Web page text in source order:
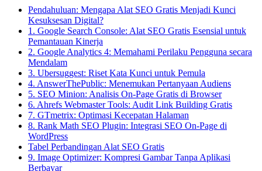
Pendahuluan: Mengapa Alat SEO Gratis Menjadi Kunci
Kesuksesan Digital?
1. Google Search Console: Alat SEO Gratis Esensial untuk
Pemantauan Kinerja
2. Google Analytics 4: Memahami Perilaku Pengguna secara
Mendalam
3. Ubersuggest: Riset Kata Kunci untuk Pemula
4. AnswerThePublic: Menemukan Pertanyaan Audiens
5. SEO Minion: Analisis On-Page Gratis di Browser
6. Ahrefs Webmaster Tools: Audit Link Building Gratis
7. GTmetrix: Optimasi Kecepatan Halaman
8. Rank Math SEO Plugin: Integrasi SEO On-Page di
WordPress
Tabel Perbandingan Alat SEO Gratis
9. Image Optimizer: Kompresi Gambar Tanpa Aplikasi
Berbayar